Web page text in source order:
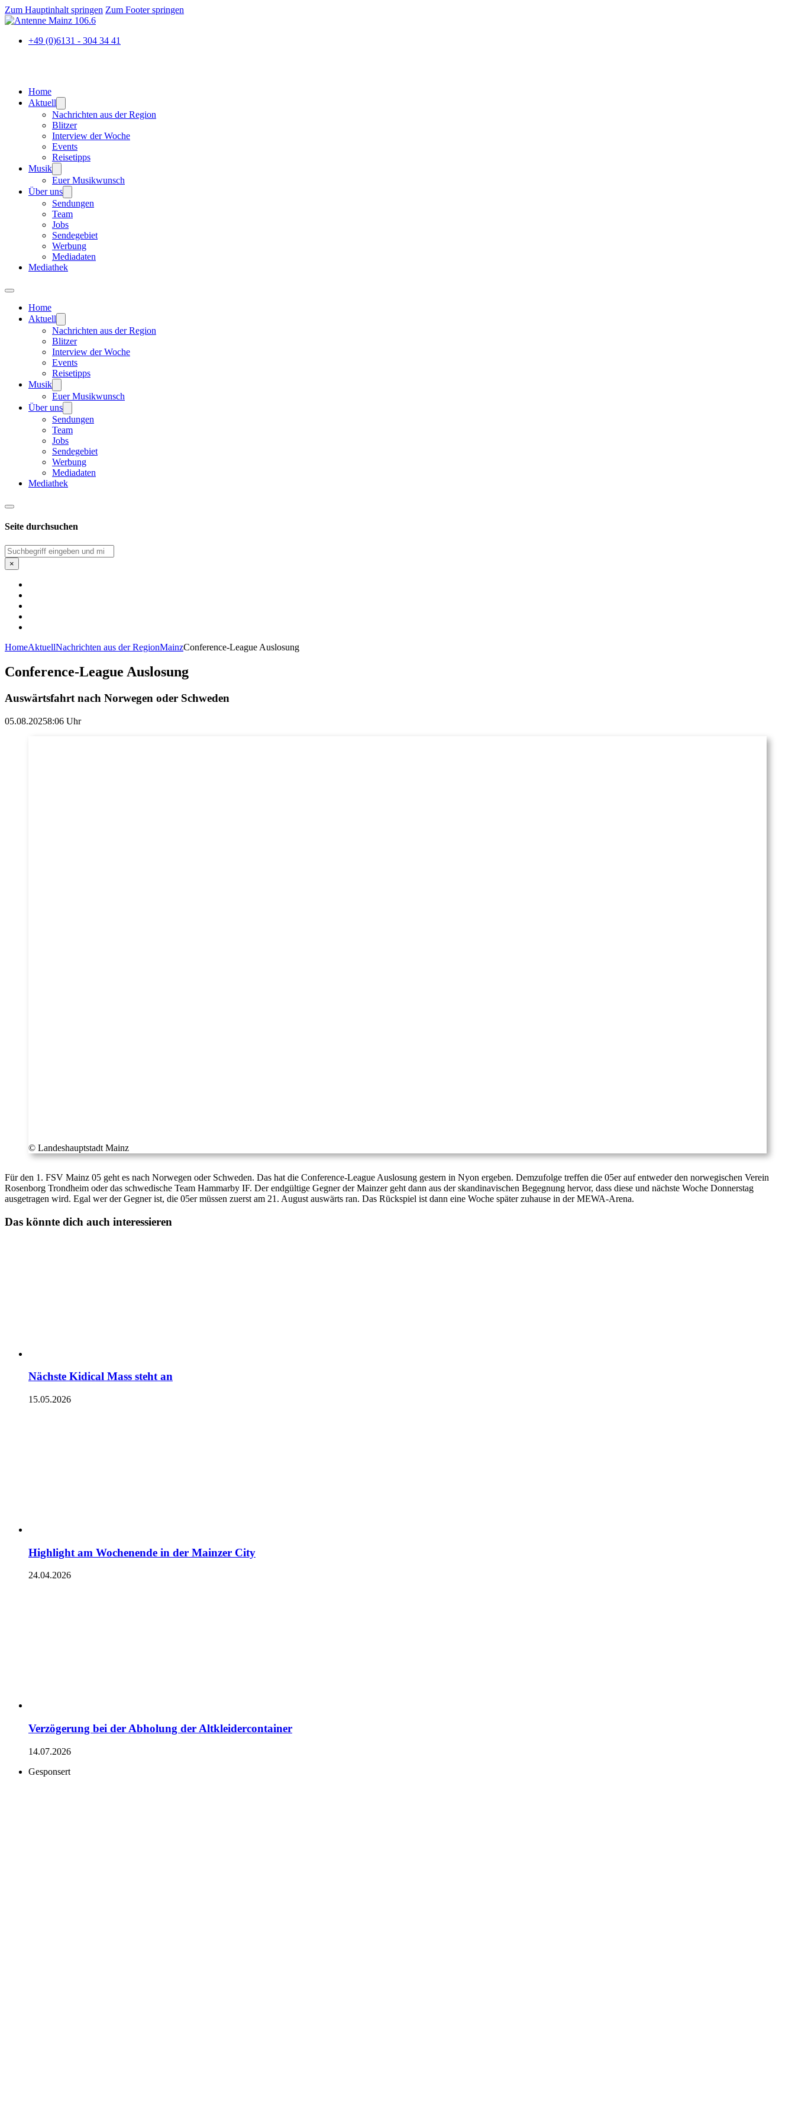
Zum Hauptinhalt springen Zum Footer springen
+49 (0)6131 - 304 34 41
Home
Aktuell
Nachrichten aus der Region
Blitzer
Interview der Woche
Events
Reisetipps
Musik
Euer Musikwunsch
Über uns
Sendungen
Team
Jobs
Sendegebiet
Werbung
Mediadaten
Mediathek
Home
Aktuell
Nachrichten aus der Region
Blitzer
Interview der Woche
Events
Reisetipps
Musik
Euer Musikwunsch
Über uns
Sendungen
Team
Jobs
Sendegebiet
Werbung
Mediadaten
Mediathek
Seite durchsuchen
Suchen
×
HomeAktuellNachrichten aus der RegionMainzConference-League Auslosung
Conference-League Auslosung
Auswärtsfahrt nach Norwegen oder Schweden
05.08.20258:06 Uhr
© Landeshauptstadt Mainz
Für den 1. FSV Mainz 05 geht es nach Norwegen oder Schweden. Das hat die Conference-League Auslosung gestern in Nyon ergeben. Demzufolge treffen die 05er auf entweder den norwegischen Verein
Rosenborg Trondheim oder das schwedische Team Hammarby IF. Der endgültige Gegner der Mainzer geht dann aus der skandinavischen Begegnung hervor, dass diese und nächste Woche Donnerstag
ausgetragen wird. Egal wer der Gegner ist, die 05er müssen zuerst am 21. August auswärts ran. Das Rückspiel ist dann eine Woche später zuhause in der MEWA-Arena.
Das könnte dich auch interessieren
Nächste Kidical Mass steht an
15.05.2026
Highlight am Wochenende in der Mainzer City
24.04.2026
Verzögerung bei der Abholung der Altkleidercontainer
14.07.2026
Gesponsert